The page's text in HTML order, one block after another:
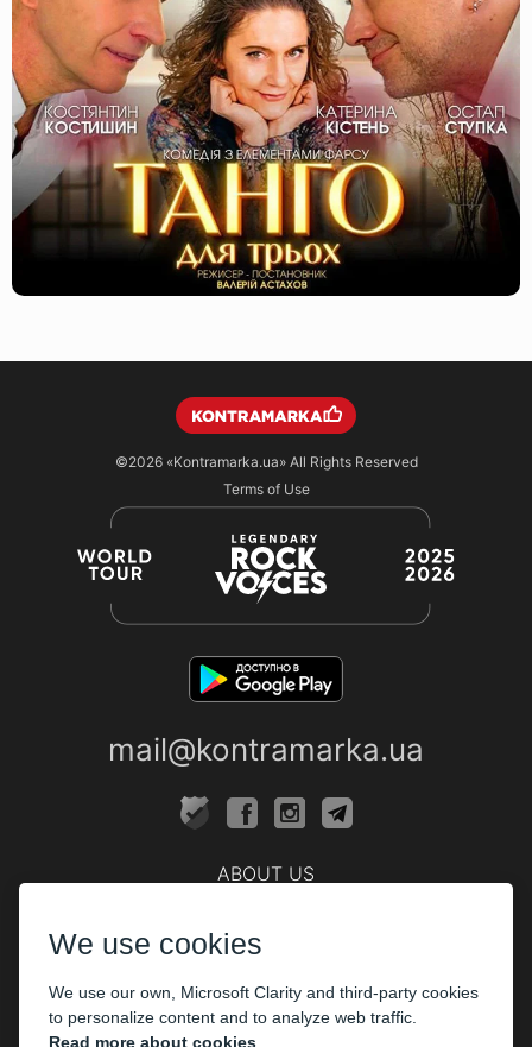
©2026 «Kontramarka.ua»All Rights Reserved
Terms of Use
mail@kontramarka.ua
ABOUT US
The organizers
Corporate customers
We use cookies
We use our own, Microsoft Clarity and third-party cookies
to personalize content and to analyze web traffic.
Read more about cookies